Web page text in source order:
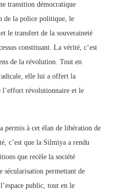
transition démocratique
de la police politique, le
le transfert de la souveraineté
constituant. La vérité, c’est
de la révolution. Tout en
elle lui a offert la
l’effort révolutionnaire et le
à cet élan de libération de
c’est que la Silmiya a rendu
que recèle la société
sécularisation permettant de
public, tout en le